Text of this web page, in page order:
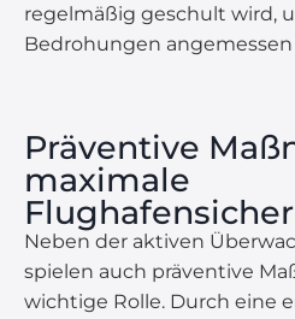
regelmäßig geschult wird,
Bedrohungen
Präventive
maximale
Neben der aktiven
spielen auch präventive
wichtige Rolle. Durch eine